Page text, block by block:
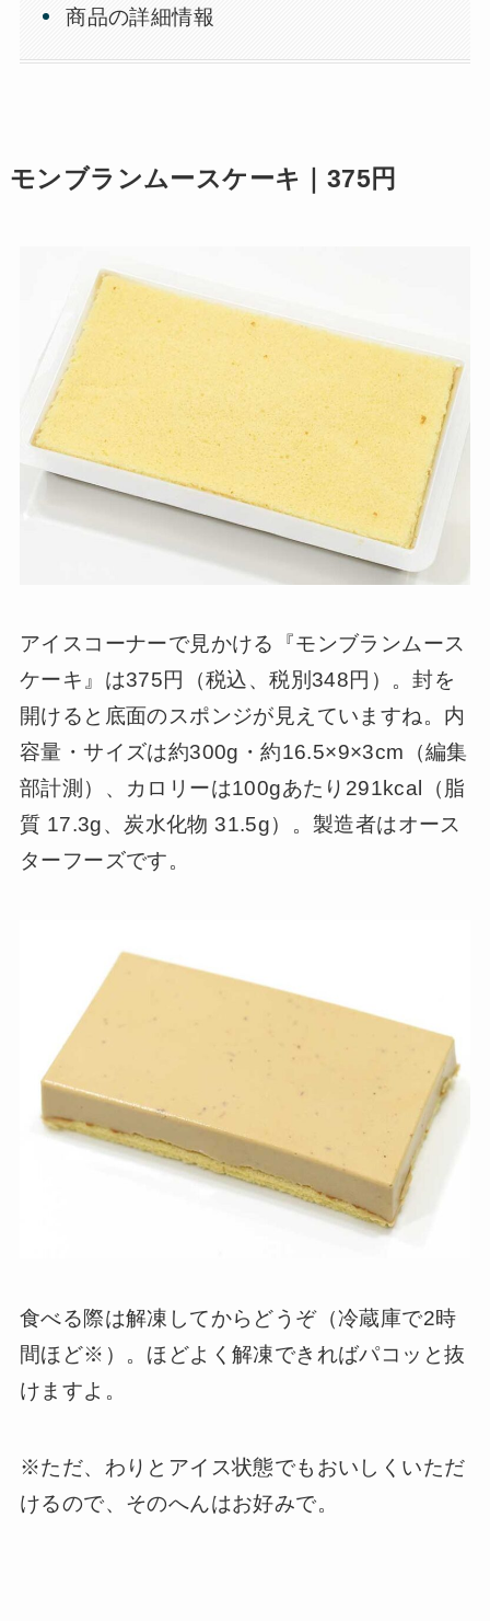
商品の詳細情報
モンブランムースケーキ｜375円
アイスコーナーで見かける『モンブランムース
ケーキ』は375円（税込、税別348円）。封を
開けると底面のスポンジが見えていますね。内
容量・サイズは約300g・約16.5×9×3cm（編集
部計測）、カロリーは100gあたり291kcal（脂
質 17.3g、炭水化物 31.5g）。製造者はオース
ターフーズです。
食べる際は解凍してからどうぞ（冷蔵庫で2時
間ほど※）。ほどよく解凍できればパコッと抜
けますよ。
※ただ、わりとアイス状態でもおいしくいただ
けるので、そのへんはお好みで。